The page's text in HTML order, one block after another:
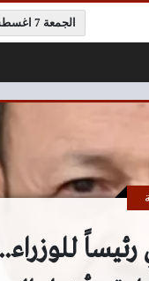
الجمعة 7 اغسطس 2026 الساعة 12:31 ص
رئيساً